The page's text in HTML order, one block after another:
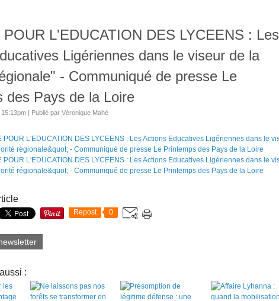
L'EDUCATION DES LYCEENS : Les
Ligériennes dans le viseur de la
- Communiqué de presse Le
des Pays de la Loire
| Publié par Véronique Mahé
Repost 0
: